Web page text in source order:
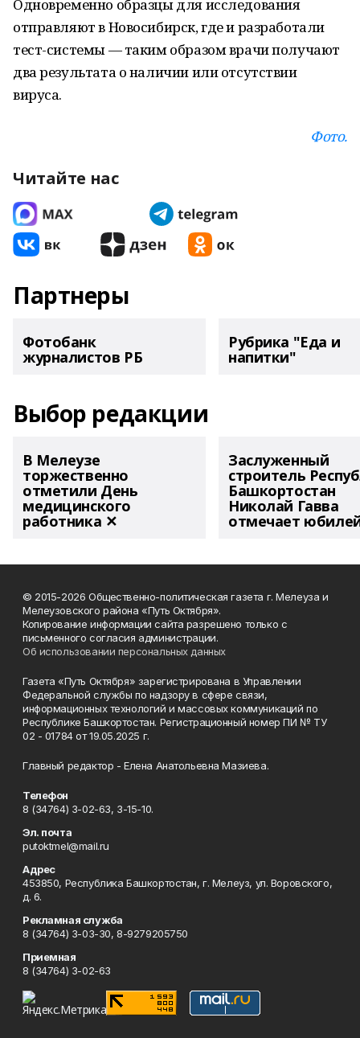
Одновременно образцы для исследования
отправляют в Новосибирск, где и разработали
тест-системы — таким образом врачи получают
два результата о наличии или отсутствии
вируса.
Фото.
Читайте нас
Партнеры
Фотобанк
журналистов РБ
Рубрика "Еда и
напитки"
Выбор редакции
В Мелеузе
торжественно
отметили День
медицинского
работника ✕
Заслуженный
строитель
Башкортостан
Николай Гавва
отмечает
© 2015-2026 Общественно-политическая газета г. Мелеуза и
Мелеузовского района «Путь Октября».
Копирование информации сайта разрешено только с
письменного согласия администрации.
Об использовании персональных данных
Газета «Путь Октября» зарегистрирована в Управлении
Федеральной службы по надзору в сфере связи,
информационных технологий и массовых коммуникаций по
Республике Башкортостан. Регистрационный номер ПИ № ТУ
02 - 01784 от 19.05.2025 г.
Главный редактор - Елена Анатольевна Мазиева.
Телефон
8 (34764) 3-02-63, 3-15-10.
Эл. почта
putoktmel@mail.ru
Адрес
453850, Республика Башкортостан, г. Мелеуз, ул. Воровского,
д. 6.
Рекламная служба
8 (34764) 3-03-30, 8-9279205750
Приемная
8 (34764) 3-02-63